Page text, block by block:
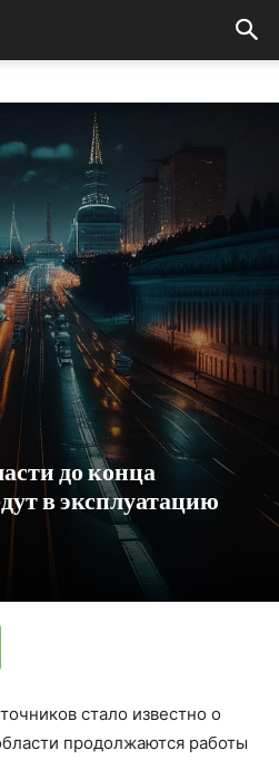
до конца
в эксплуатацию
стало известно о
продолжаются работы